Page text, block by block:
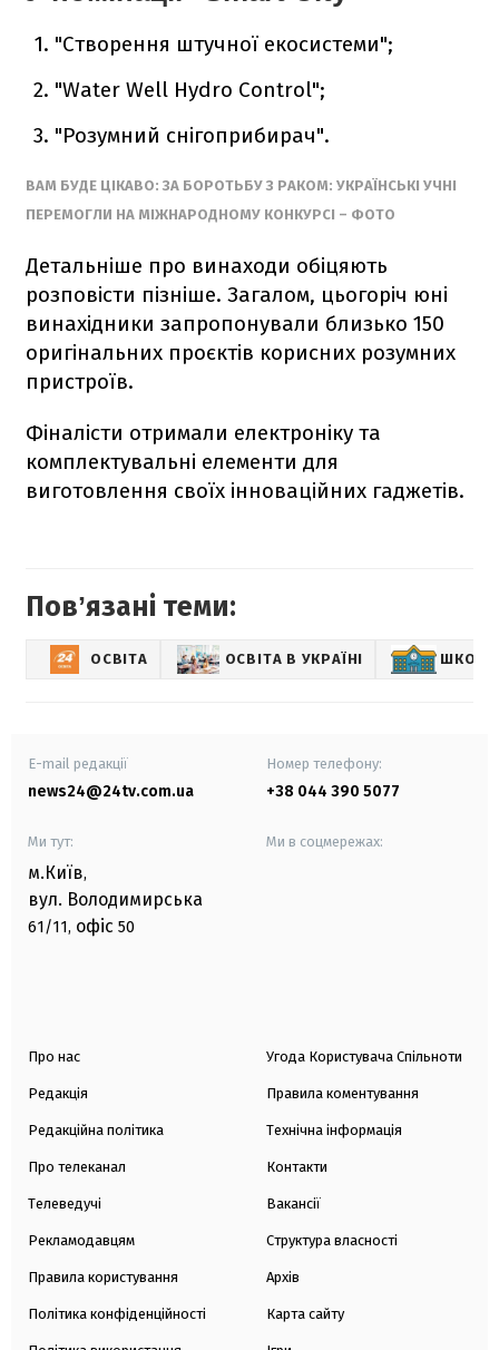
"Створення штучної екосистеми";
"Water Well Hydro Control";
"Розумний снігоприбирач".
ВАМ БУДЕ ЦІКАВО: ЗА БОРОТЬБУ З РАКОМ: УКРАЇНСЬКІ УЧНІ
ПЕРЕМОГЛИ НА МІЖНАРОДНОМУ КОНКУРСІ – ФОТО
Детальніше про винаходи обіцяють
розповісти пізніше. Загалом, цьогоріч юні
винахідники запропонували близько 150
оригінальних проєктів корисних розумних
пристроїв.
Фіналісти отримали електроніку та
комплектувальні елементи для
виготовлення своїх інноваційних гаджетів.
Повʼязані теми:
ОСВІТА ОСВІТА В УКРАЇНІ ШКОЛА
E-mail редакції
news24@24tv.com.ua
Номер телефону:
+38 044 390 5077
Ми тут:
м.Київ,
вул. Володимирська
61/11, офіс 50
Ми в соцмережах:
Про нас
Редакція
Редакційна політика
Про телеканал
Телеведучі
Рекламодавцям
Правила користування
Політика конфіденційності
Угода Користувача Спільноти
Правила коментування
Технічна інформація
Контакти
Вакансії
Структура власності
Архів
Карта сайту